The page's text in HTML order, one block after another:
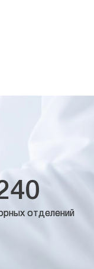
отделений